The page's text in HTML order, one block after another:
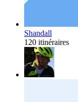
Shandall
120 itinéraires